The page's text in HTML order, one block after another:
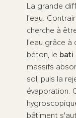
La grande
l'eau.
cherche à
l'eau grâce à
béton, le bati
massifs
sol, puis la
évaporation.
bâtiment